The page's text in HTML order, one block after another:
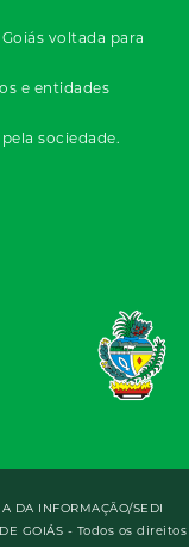
voltada para
e entidades
sociedade.
DA INFORMAÇÃO/SEDI
GOIÁS - Todos os direitos